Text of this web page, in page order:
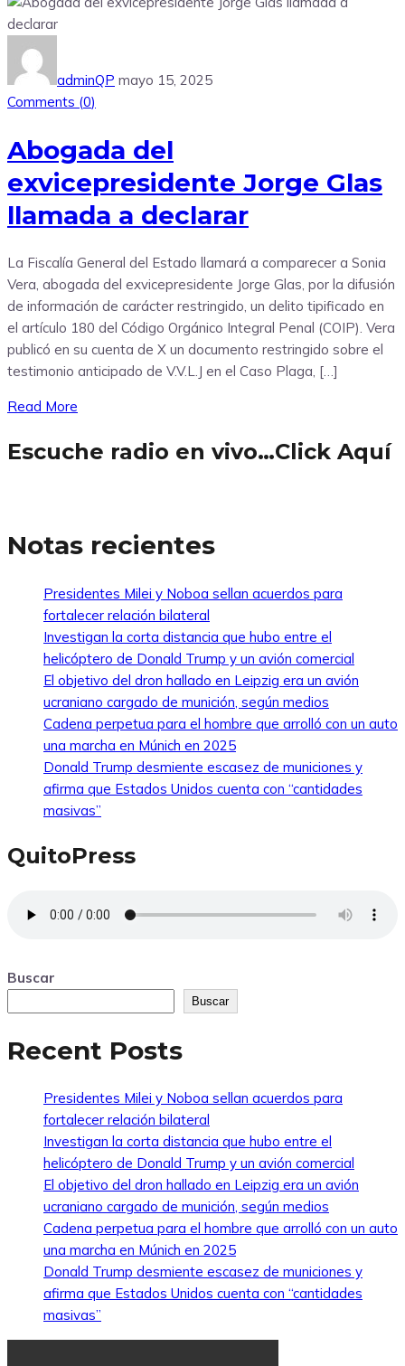
adminQP mayo 15, 2025
Comments (0)
Abogada del
exvicepresidente Jorge Glas
llamada a declarar
La Fiscalía General del Estado llamará a comparecer a Sonia
Vera, abogada del exvicepresidente Jorge Glas, por la difusión
de información de carácter restringido, un delito tipificado en
el artículo 180 del Código Orgánico Integral Penal (COIP). Vera
publicó en su cuenta de X un documento restringido sobre el
testimonio anticipado de V.V.L.J en el Caso Plaga, […]
Read More
Escuche radio en vivo…Click Aquí
Notas recientes
Presidentes Milei y Noboa sellan acuerdos para
fortalecer relación bilateral
Investigan la corta distancia que hubo entre el
helicóptero de Donald Trump y un avión comercial
El objetivo del dron hallado en Leipzig era un avión
ucraniano cargado de munición, según medios
Cadena perpetua para el hombre que arrolló con un auto
una marcha en Múnich en 2025
Donald Trump desmiente escasez de municiones y
afirma que Estados Unidos cuenta con “cantidades
masivas”
QuitoPress
Buscar
Buscar
Recent Posts
Presidentes Milei y Noboa sellan acuerdos para
fortalecer relación bilateral
Investigan la corta distancia que hubo entre el
helicóptero de Donald Trump y un avión comercial
El objetivo del dron hallado en Leipzig era un avión
ucraniano cargado de munición, según medios
Cadena perpetua para el hombre que arrolló con un auto
una marcha en Múnich en 2025
Donald Trump desmiente escasez de municiones y
afirma que Estados Unidos cuenta con “cantidades
masivas”